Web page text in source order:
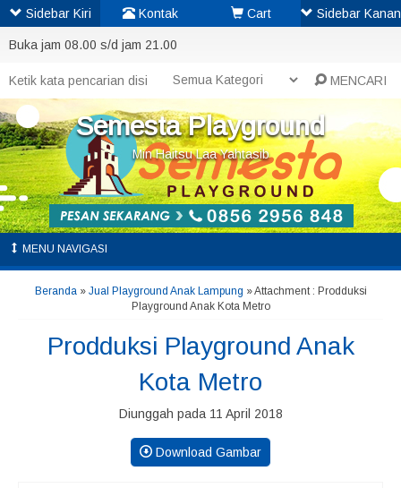
Buka jam 08.00 s/d jam 21.00
MENCARI
Semesta Playground
Min Haitsu Laa Yahtasib
MENU NAVIGASI
Beranda» Jual Playground Anak Lampung » Attachment : Prodduksi
Playground Anak Kota Metro
Prodduksi Playground Anak
Kota Metro
Diunggah pada 11 April 2018
Download Gambar
Sidebar Kiri Kontak Cart Sidebar Kanan